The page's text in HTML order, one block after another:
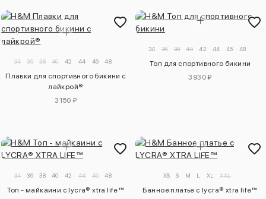
34 36 38 40 42 44 46 48
Плавки для спортивного бикини с
лайкрой®
3150 ₽
34 36 38 40 42 44 46 48
Топ для спортивного бикини
3930 ₽
34 36 38 40 42 44 46 48
Топ - майкаини с lycra® xtra life™
XS S M L XL XXL
Банное платье с lycra® xtra life™